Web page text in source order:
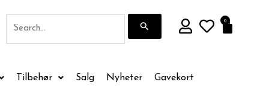
0
Tilbehør Salg Nyheter Gavekort